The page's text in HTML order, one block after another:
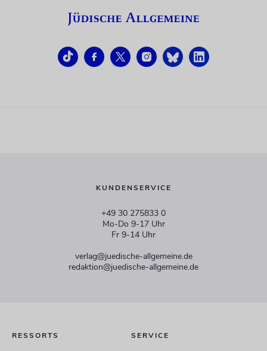
KUNDENSERVICE
+49 30 275833 0
Mo-Do 9-17 Uhr
Fr 9-14 Uhr
verlag@juedische-allgemeine.de
redaktion@juedische-allgemeine.de
RESSORTS SERVICE